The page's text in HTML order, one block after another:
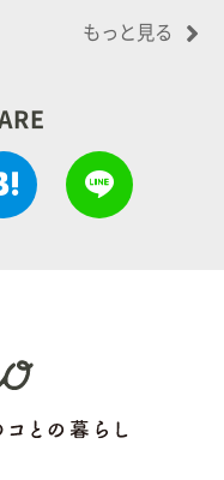
もっと見る
はてぶでシェア